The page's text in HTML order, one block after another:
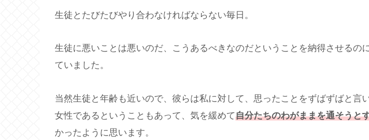
生徒とたびたびやり合わなければならない毎日。
生徒に悪いことは悪いのだ、こうあるべきなのだということを納得させるの
ていました。
当然生徒と年齢も近いので、彼らは私に対して、思ったことをずばずばと言
女性であるということもあって、気を緩めて自分たちのわがままを通そうと
かったように思います。